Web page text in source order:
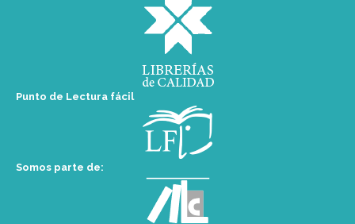
Punto de Lectura fácil
Somos parte de: